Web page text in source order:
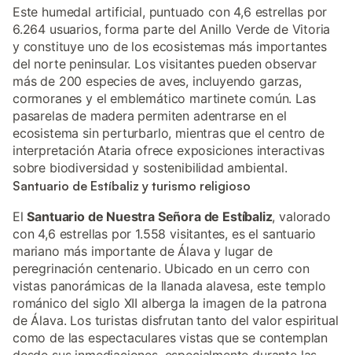
Este humedal artificial, puntuado con 4,6 estrellas por
6.264 usuarios, forma parte del Anillo Verde de Vitoria
y constituye uno de los ecosistemas más importantes
del norte peninsular. Los visitantes pueden observar
más de 200 especies de aves, incluyendo garzas,
cormoranes y el emblemático martinete común. Las
pasarelas de madera permiten adentrarse en el
ecosistema sin perturbarlo, mientras que el centro de
interpretación Ataria ofrece exposiciones interactivas
sobre biodiversidad y sostenibilidad ambiental.
Santuario de Estíbaliz y turismo religioso
ElSantuario de Nuestra Señora de Estíbaliz, valorado
con 4,6 estrellas por 1.558 visitantes, es el santuario
mariano más importante de Álava y lugar de
peregrinación centenario. Ubicado en un cerro con
vistas panorámicas de la llanada alavesa, este templo
románico del siglo XII alberga la imagen de la patrona
de Álava. Los turistas disfrutan tanto del valor espiritual
como de las espectaculares vistas que se contemplan